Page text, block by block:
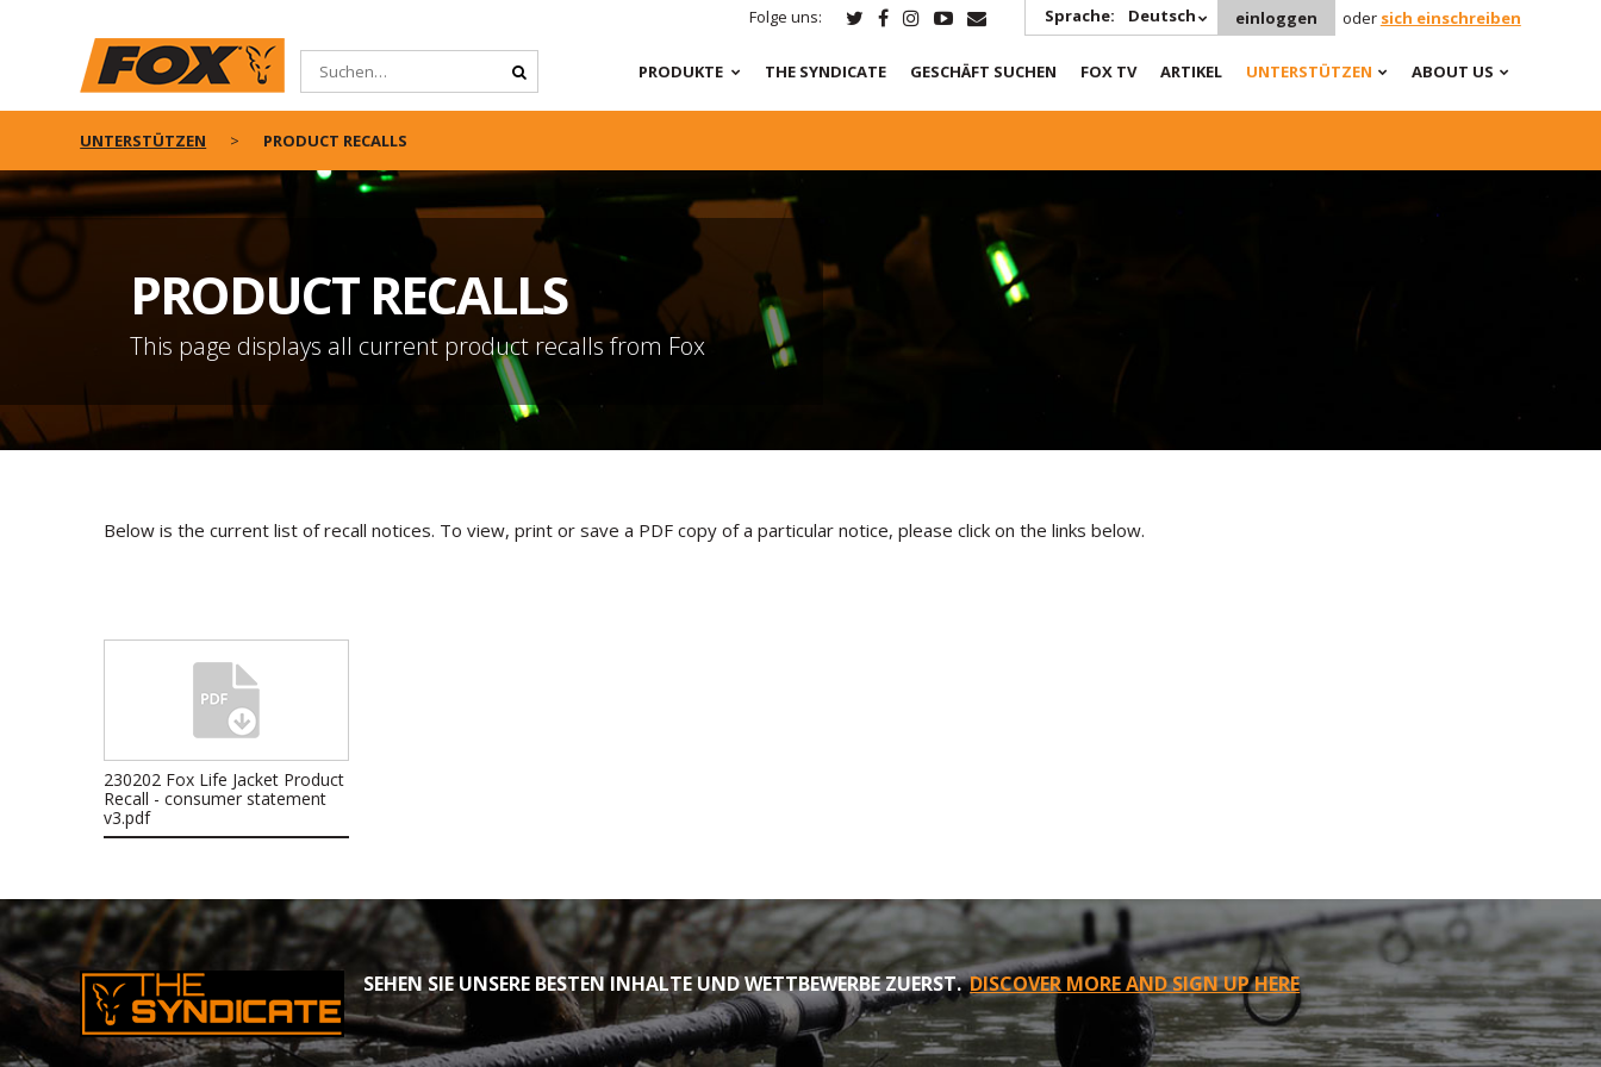
Folge uns: Sprache: Deutsch einloggen oder sich einschreiben
PRODUKTE THE SYNDICATE GESCHÄFT SUCHEN FOX TV ARTIKEL UNTERSTÜTZEN ABOUT US
UNTERSTÜTZEN PRODUCT RECALLS
PRODUCT RECALLS
This page displays all current product recalls from Fox
Below is the current list of recall notices. To view, print or save a PDF copy of a particular notice, please click on the links below.
230202 Fox Life Jacket Product
Recall - consumer statement
v3.pdf
SEHEN SIE UNSERE BESTEN INHALTE UND WETTBEWERBE ZUERST.DISCOVER MORE AND SIGN UP HERE